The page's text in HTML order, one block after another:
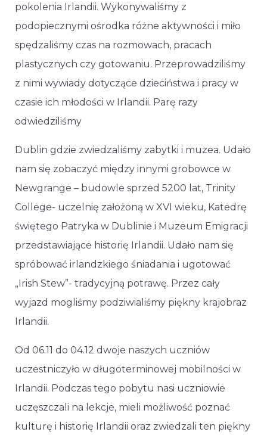
pokolenia Irlandii. Wykonywaliśmy z
podopiecznymi ośrodka różne aktywności i miło
spędzaliśmy czas na rozmowach, pracach
plastycznych czy gotowaniu. Przeprowadziliśmy
z nimi wywiady dotyczące dzieciństwa i pracy w
czasie ich młodości w Irlandii. Parę razy
odwiedziliśmy
Dublin gdzie zwiedzaliśmy zabytki i muzea. Udało
nam się zobaczyć między innymi grobowce w
Newgrange – budowle sprzed 5200 lat, Trinity
College- uczelnię założoną w XVI wieku, Katedrę
świętego Patryka w Dublinie i Muzeum Emigracji
przedstawiające historię Irlandii. Udało nam się
spróbować irlandzkiego śniadania i ugotować
„Irish Stew”- tradycyjną potrawę. Przez cały
wyjazd mogliśmy podziwialiśmy piękny krajobraz
Irlandii.
Od 06.11 do 04.12 dwoje naszych uczniów
uczestniczyło w długoterminowej mobilności w
Irlandii. Podczas tego pobytu nasi uczniowie
uczęszczali na lekcje, mieli możliwość poznać
kulturę i historię Irlandii oraz zwiedzali ten piękny